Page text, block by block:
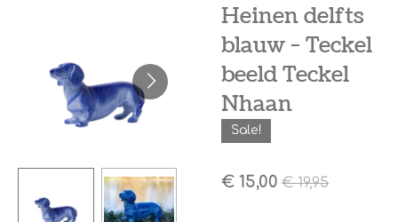
Heinen delfts
blauw - Teckel
beeld Teckel
Nhaan
Sale!
€ 15,00 € 19,95